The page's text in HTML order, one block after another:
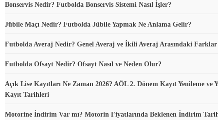
Bonservis Nedir? Futbolda Bonservis Sistemi Nasıl İşler?
Jübile Maçı Nedir? Futbolda Jübile Yapmak Ne Anlama Gelir?
Futbolda Averaj Nedir? Genel Averaj ve İkili Averaj Arasındaki Farklar
Futbolda Ofsayt Nedir? Ofsayt Nasıl ve Neden Olur?
Açık Lise Kayıtları Ne Zaman 2026? AÖL 2. Dönem Kayıt Yenileme ve
Kayıt Tarihleri
Motorine İndirim Var mı? Motorin Fiyatlarında Beklenen İndirim